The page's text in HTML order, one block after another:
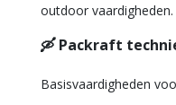
outdoor vaardigheden.
🛶 Packraft
Basisvaardigheden